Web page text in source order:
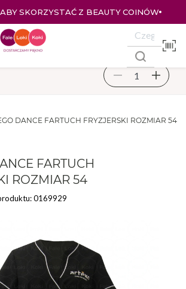
ZALOGUJ SIĘ I KUPUJ TANIEJ – AŻ 33%
DANCE FARTUCH FRYZJERSKI ROZMIAR 54
FARTUCH
ROZMIAR 54
0169929